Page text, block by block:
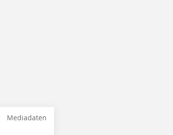
Mediadaten